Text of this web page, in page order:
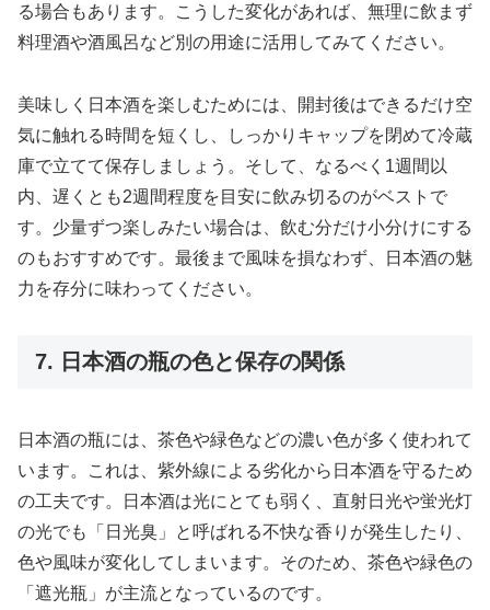
る場合もあります。こうした変化があれば、無理に飲まず
料理酒や酒風呂など別の用途に活用してみてください。
美味しく日本酒を楽しむためには、開封後はできるだけ空
気に触れる時間を短くし、しっかりキャップを閉めて冷蔵
庫で立てて保存しましょう。そして、なるべく1週間以
内、遅くとも2週間程度を目安に飲み切るのがベストで
す。少量ずつ楽しみたい場合は、飲む分だけ小分けにする
のもおすすめです。最後まで風味を損なわず、日本酒の魅
力を存分に味わってください。
7. 日本酒の瓶の色と保存の関係
日本酒の瓶には、茶色や緑色などの濃い色が多く使われて
います。これは、紫外線による劣化から日本酒を守るため
の工夫です。日本酒は光にとても弱く、直射日光や蛍光灯
の光でも「日光臭」と呼ばれる不快な香りが発生したり、
色や風味が変化してしまいます。そのため、茶色や緑色の
「遮光瓶」が主流となっているのです。